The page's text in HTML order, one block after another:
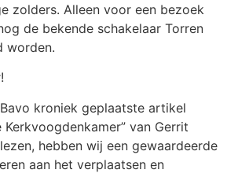
zolders. Alleen voor een bezoek
de bekende schakelaar Torren
worden.
kroniek geplaatste artikel
Kerkvoogdenkamer” van Gerrit
hebben wij een gewaardeerde
aan het verplaatsen en